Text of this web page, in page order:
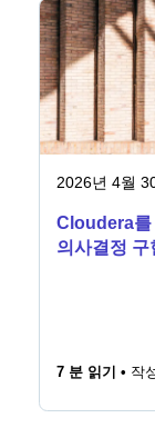
2026년 4월
Cloudera를
의사결정 구
7 분 읽기 • 작